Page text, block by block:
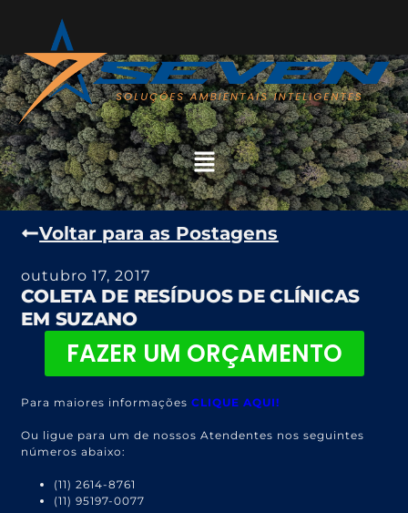
Voltar para as Postagens
outubro 17, 2017
COLETA DE RESÍDUOS DE CLÍNICAS
EM SUZANO
FAZER UM ORÇAMENTO
Para maiores informaçõesCLIQUE AQUI!
Ou ligue para um de nossos Atendentes nos seguintes
números abaixo:
(11) 2614-8761
(11) 95197-0077